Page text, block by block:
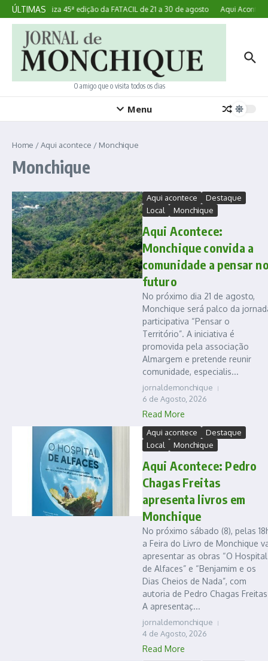
Ir para o conteúdo
ÚLTIMAS
Lagoa realiza 45ª edição da FATACIL de 21 a 30 de agosto Aqui
O amigo que o visita todos os dias
Menu
Home /Aqui acontece / Monchique
Monchique
Aqui acontece
Destaque
Local
Monchique
Aqui Acontece:
Monchique convida a
comunidade a pensar
futuro
No próximo dia 21 de agosto,
Monchique será palco da
participativa “Pensar o
Território”. A iniciativa é
promovida pela associação
Almargem e pretende reunir
comunidade, especialis...
jornaldemonchique
6 de Agosto, 2026
Read More
Aqui acontece
Destaque
Local
Monchique
Aqui Acontece: Pedro
Chagas Freitas
apresenta livros em
Monchique
No próximo sábado (8), pelas
a Feira do Livro de Monchique
apresentar as obras “O Hospital
de Alfaces” e “Benjamim e os
Dias Cheios de Nada”, com
autoria de Pedro Chagas
A apresentaç...
jornaldemonchique
4 de Agosto, 2026
Read More